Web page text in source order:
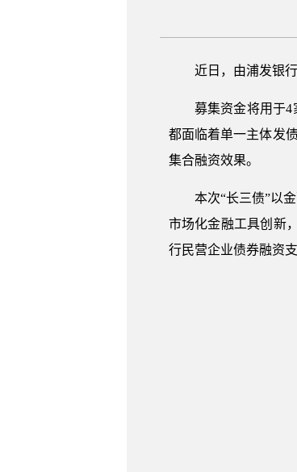
近日，由浦发银
募集资金将用于4
都面临着单一主体发
集合融资效果。
本次“长三债”以
市场化金融工具创新
行民营企业债券融资